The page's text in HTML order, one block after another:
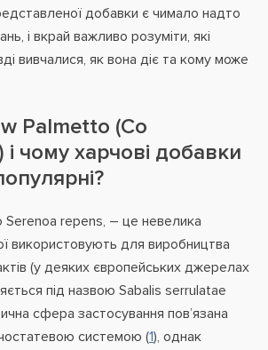
добавки є чимало надто
і вкрай важливо розуміти, які
вивчалися, як вона діє та кому може
Palmetto (Со
чому харчові добавки
repens, – це невелика
використовують для виробництва
(у деяких європейських джерелах
під назвою Sabalis serrulatae
сфера застосування пов’язана
системою (1), однак